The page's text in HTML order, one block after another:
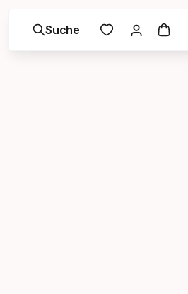
Suche